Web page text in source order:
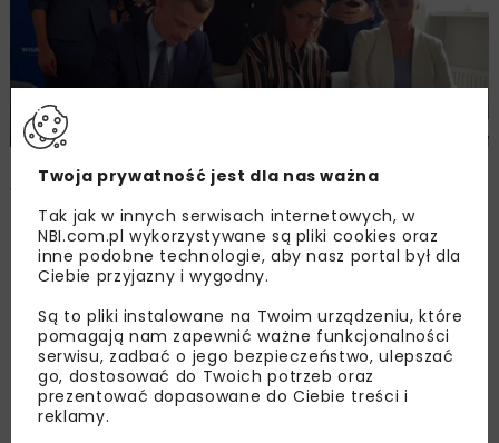
Umowa na KP dla rozbudowy DK62 Płock –
Wyszogród
DROGI WIADOMOŚCI
Twoja prywatność jest dla nas ważna
Tak jak w innych serwisach internetowych, w
NBI.com.pl wykorzystywane są pliki cookies oraz
inne podobne technologie, aby nasz portal był dla
Ciebie przyjazny i wygodny.
Są to pliki instalowane na Twoim urządzeniu, które
pomagają nam zapewnić ważne funkcjonalności
serwisu, zadbać o jego bezpieczeństwo, ulepszać
go, dostosować do Twoich potrzeb oraz
prezentować dopasowane do Ciebie treści i
reklamy.